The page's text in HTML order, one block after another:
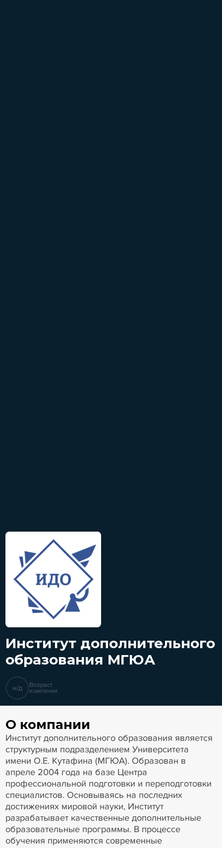
Институт дополнительного
образования МГЮА
н/д Возраст
компании
О компании
Институт дополнительного образования является
структурным подразделением Университета
имени О.Е. Кутафина (МГЮА). Образован в
апреле 2004 года на базе Центра
профессиональной подготовки и переподготовки
специалистов. Основываясь на последних
достижениях мировой науки, Институт
разрабатывает качественные дополнительные
образовательные программы. В процессе
обучения применяются современные